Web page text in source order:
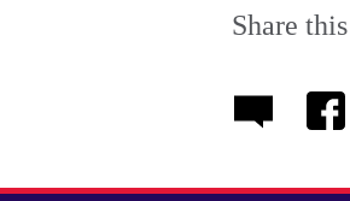
Share this